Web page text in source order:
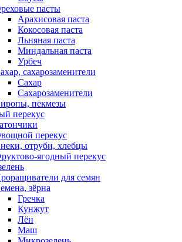
пасты
Арахисовая паста
Кокосовая паста
Льняная паста
Миндальная паста
Урбеч
сахарозаменители
Сахар
Сахарозаменители
пекмезы
перекус
перекус
отруби, хлебцы
ягодный перекус
для семян
зёрна
Гречка
Кунжут
Лён
Маш